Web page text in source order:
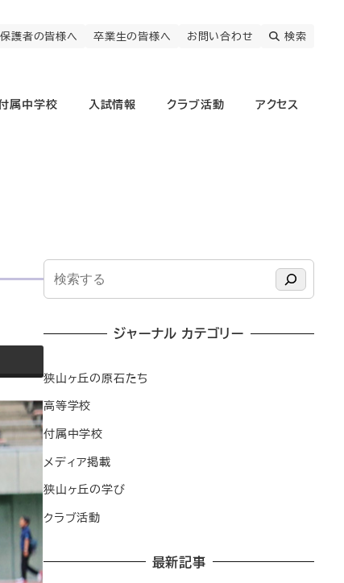
保護者の皆様へ 卒業生の皆様へ お問い合わせ 検索
属中学校 入試情報 クラブ活動 アクセス
ジャーナル カテゴリー
狭山ヶ丘の原石たち
高等学校
付属中学校
メディア掲載
狭山ヶ丘の学び
クラブ活動
最新記事